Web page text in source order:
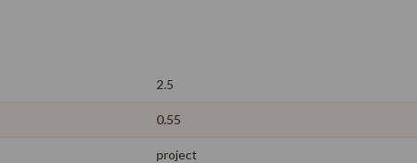
2.5
0.55
project